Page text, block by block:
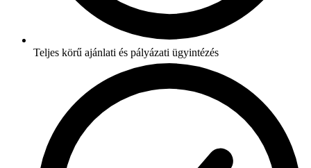
Teljes körű ajánlati és pályázati ügyintézés